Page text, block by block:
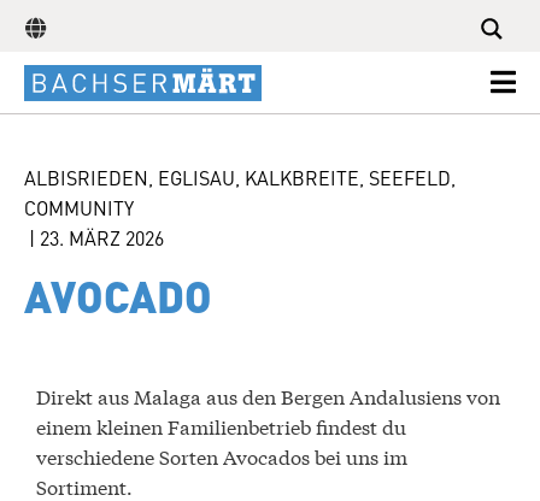
ALBISRIEDEN EGLISAU KALKBREITE SEEFELD
COMMUNITY
| 23. MÄRZ 2026
AVOCADO
Direkt aus Malaga aus den Bergen Andalusiens von
einem kleinen Familienbetrieb findest du
verschiedene Sorten Avocados bei uns im
Sortiment.